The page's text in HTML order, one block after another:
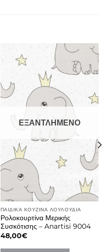
ΕΞΑΝΤΛΗΜΕΝΟ
ΠΑΙΔΙΚΑ ΚΟΥΖΙΝΑ ΛΟΥΛΟΥΔΙΑ
Ρολοκουρτίνα Μερικής
Συσκότισης – Anartisi 9004
48,00€